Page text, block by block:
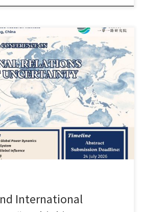
版本。
International